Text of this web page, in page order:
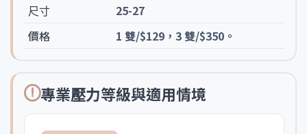
尺寸
25-27
價格
1 雙/$129，3 雙/$350。
專業壓力等級與適用情境